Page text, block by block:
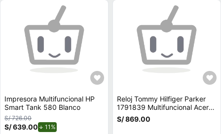
Impresora Multifuncional HP
Smart Tank 580 Blanco
S/ 726.00
S/ 639.00 11%
Reloj Tommy Hilfiger Parker
1791839 Multifuncional Acero
Inoxidable Correa de Cuero
Azul
S/ 869.00